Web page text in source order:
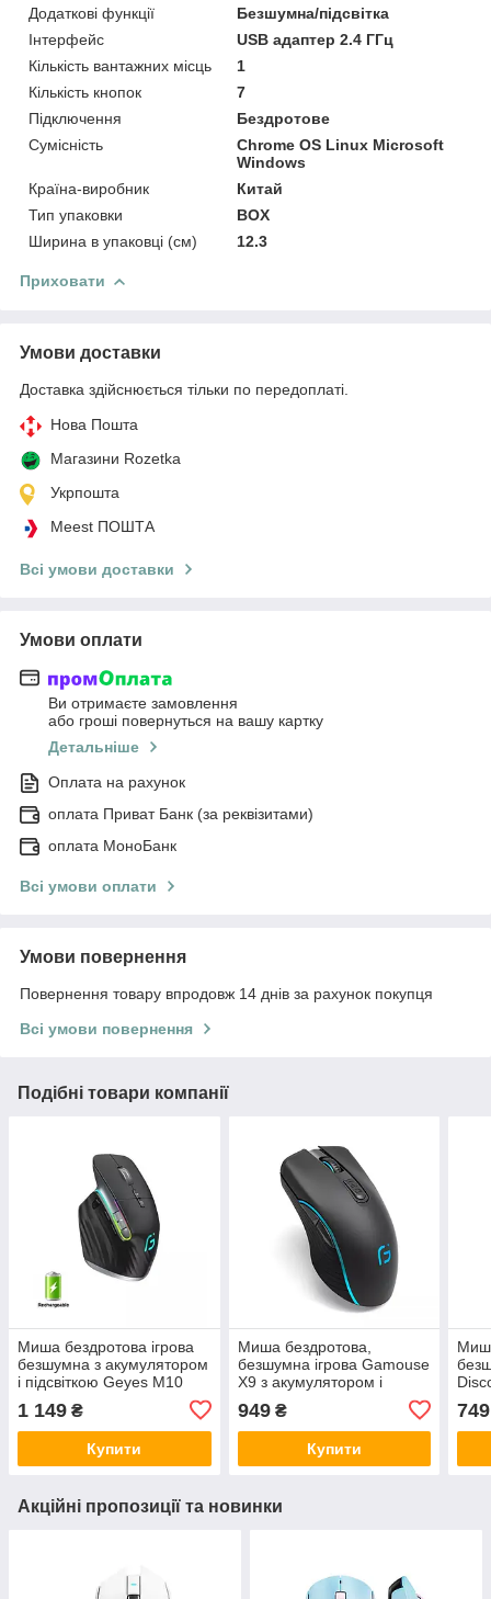
Додаткові функції
Безшумна/підсвітка
Інтерфейс
USB адаптер 2.4 ГГц
Кількість вантажних місць
1
Кількість кнопок
7
Підключення
Бездротове
Сумісність
Chrome OS Linux Microsoft
Windows
Країна-виробник
Китай
Тип упаковки
BOX
Ширина в упаковці (см)
12.3
Приховати
Умови доставки
Доставка здійснюється тільки по передоплаті.
Нова Пошта
Магазини Rozetka
Укрпошта
Meest ПОШТА
Всі умови доставки
Умови оплати
Ви отримаєте замовлення
або гроші повернуться на вашу картку
Детальніше
Оплата на рахунок
оплата Приват Банк (за реквізитами)
оплата МоноБанк
Всі умови оплати
Умови повернення
Повернення товару впродовж 14 днів за рахунок покупця
Всі умови повернення
Подібні товари компанії
Миша бездротова ігрова
безшумна з акумулятором
і підсвіткою Geyes M10
1 149 ₴
Купити
Миша бездротова,
безшумна ігрова Gamousе
X9 з акумулятором і
2,4G+Bluetooth
949₴
Купити
749
Акційні пропозиції та новинки